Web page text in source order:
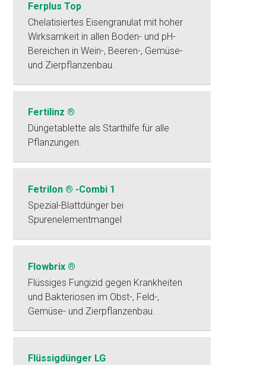
Ferplus Top
Chelatisiertes Eisengranulat mit hoher
Wirksamkeit in allen Boden- und pH-
Bereichen in Wein-, Beeren-, Gemüse-
und Zierpflanzenbau.
Fertilinz ®
Düngetablette als Starthilfe für alle
Pflanzungen.
Fetrilon ® -Combi 1
Spezial-Blattdünger bei
Spurenelementmangel
Flowbrix ®
Flüssiges Fungizid gegen Krankheiten
und Bakteriosen im Obst-, Feld-,
Gemüse- und Zierpflanzenbau.
Flüssigdünger LG